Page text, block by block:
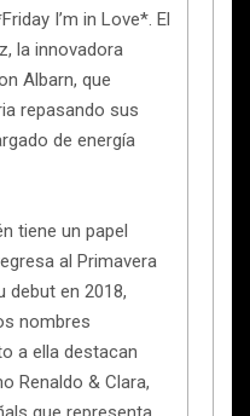
I’m in Love*. El
la innovadora
Albarn, que
repasando sus
de energía
tiene un papel
al Primavera
debut en 2018,
nombres
a ella destacan
Renaldo & Clara,